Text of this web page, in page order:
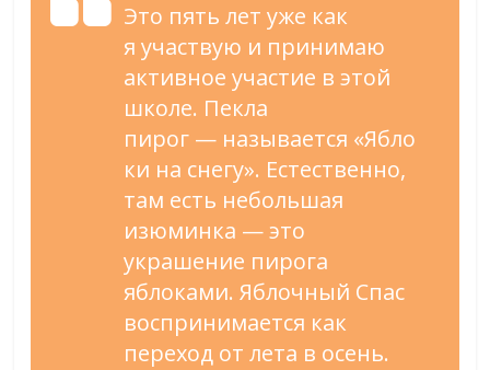
Это пять лет уже как
я участвую и принимаю
активное участие в этой
школе. Пекла
пирог — называется «Ябло
ки на снегу». Естественно,
там есть небольшая
изюминка —это
украшение пирога
яблоками. Яблочный Спас
воспринимается как
переход от лета в осень.